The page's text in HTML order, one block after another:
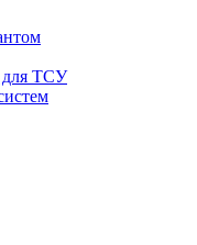
для ТСУ